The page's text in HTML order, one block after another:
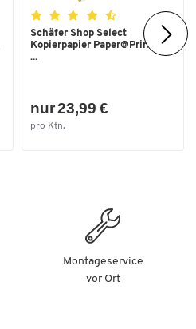
Schäfer Shop Select
Kopierpapier Paper@Print, DIN
...
nur 23,99 €
pro Ktn.
Montageservice
vor Ort